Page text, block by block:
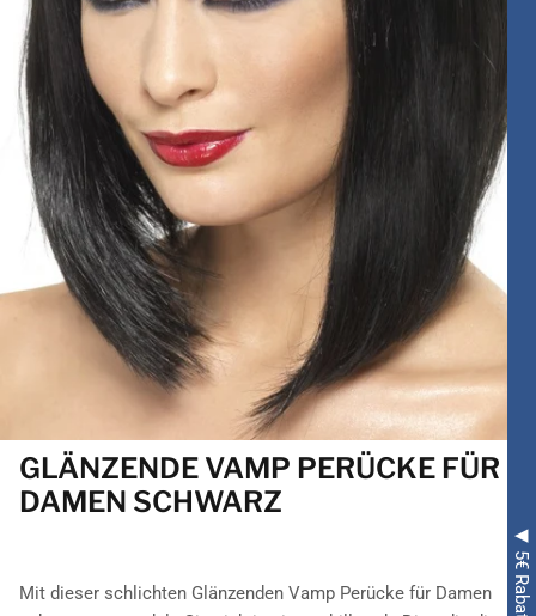
GLÄNZENDE VAMP PERÜCKE FÜR
DAMEN SCHWARZ
Mit dieser schlichten Glänzenden Vamp Perücke für Damen